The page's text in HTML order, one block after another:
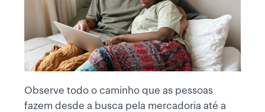
Observe todo o caminho que as pessoas
fazem desde a busca pela mercadoria até a